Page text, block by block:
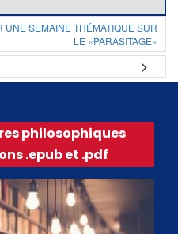
SEMAINE THÉMATIQUE SUR
LE «PARASITAGE»
philosophiques
.epub et .pdf